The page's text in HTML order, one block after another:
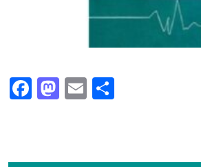
Facebook
Mastodon
Email